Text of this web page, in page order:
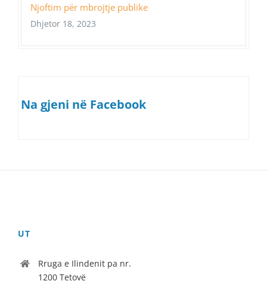
Njoftim për mbrojtje publike
Dhjetor 18, 2023
Na gjeni në Facebook
UT
Rruga e Ilindenit pa nr.
1200 Tetovë